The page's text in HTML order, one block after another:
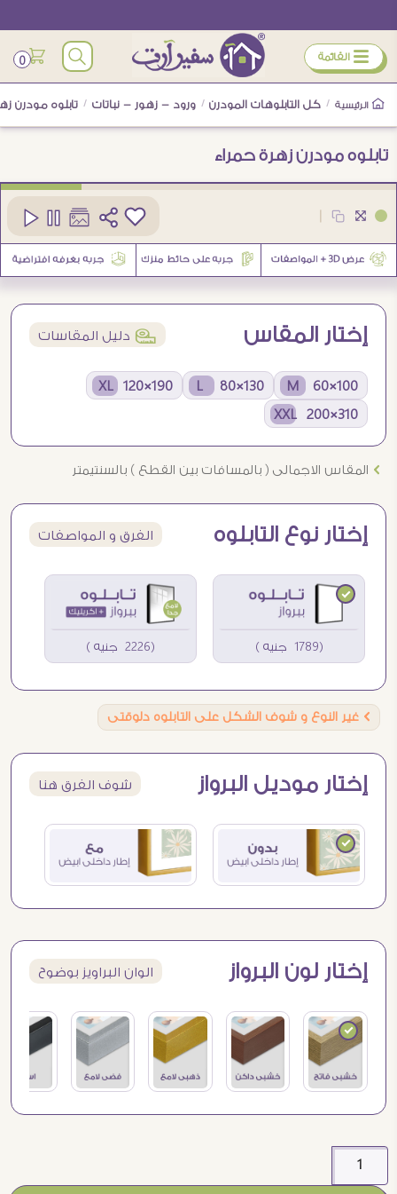
ÿ القائمة 0
الرئيسية / كل التابلوهات المودرن / ورود - زهور - نباتات / تابلوه مودرن
تابلوه مودرن زهرة حمراء
إختار المقاس í دليل المقاسات
100×60 M
130×80 L
190×120 XL
310×200 XXL
Ö المقاس الاجمالى ( بالمسافات بين القطع ) بالسنتيمتر
إختار نوع التابلوه الفرق و المواصفات
(1789 جنيه ) (2226 جنيه )
Ö غير النوع و شوف الشكل على التابلوه دلوقتى
إختار موديل البرواز شوف الفرق هنا
إختار لون البرواز الوان البراويز بوضوح